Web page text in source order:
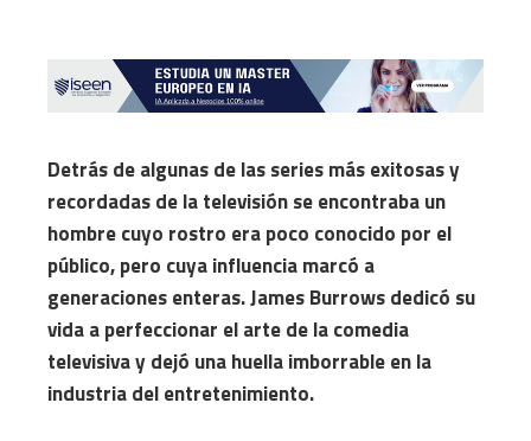
Detrás de algunas de las series más exitosas y
recordadas de la televisión se encontraba un
hombre cuyo rostro era poco conocido por el
público, pero cuya influencia marcó a
generaciones enteras. James Burrows dedicó su
vida a perfeccionar el arte de la comedia
televisiva y dejó una huella imborrable en la
industria del entretenimiento.